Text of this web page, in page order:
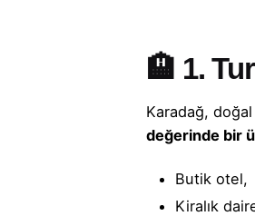
🏨 1.
Karadağ,
değerinde bir
Butik otel,
Kiralık